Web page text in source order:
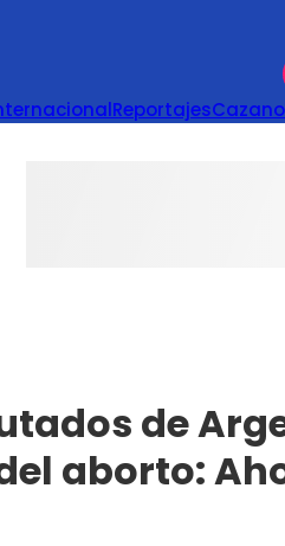
Reportajes
de
aborto: